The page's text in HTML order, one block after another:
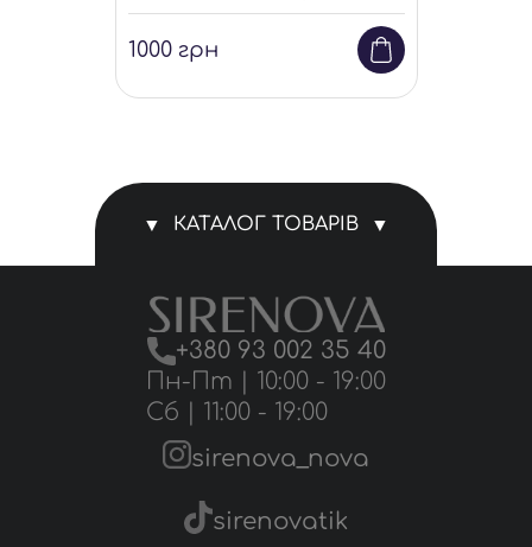
для кого сертифікат
1000 грн
КАТАЛОГ ТОВАРІВ
Комплекти білизни
+380 93 002 35 40
Пн-Пт | 10:00 - 19:00
Сб | 11:00 - 19:00
sirenova_nova
sirenovatik